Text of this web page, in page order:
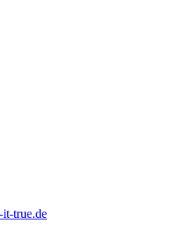
true.de